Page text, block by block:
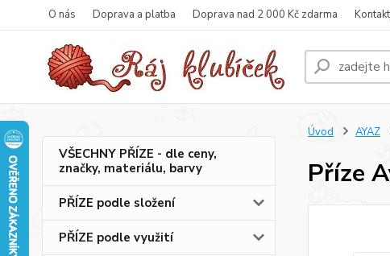
O nás Doprava a platba Doprava nad 2 000 Kč zdarma
VŠECHNY PŘÍZE - dle ceny,
značky, materiálu, barvy
PŘÍZE podle složení
PŘÍZE podle využití
Úvod AYAZ
Příze